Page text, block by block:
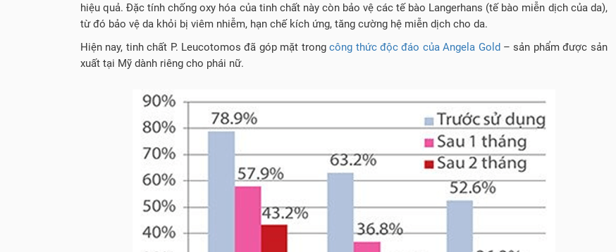
hiệu quả. Đặc tính chống oxy hóa của tinh chất này còn bảo vệ các tế bào Langerhans (tế bào miễn dịch của da),
từ đó bảo vệ da khỏi bị viêm nhiễm, hạn chế kích ứng, tăng cường hệ miễn dịch cho da.
Hiện nay, tinh chất P. Leucotomos đã góp mặt trongcông thức độc đáo của Angela Gold – sản phẩm được sản
xuất tại Mỹ dành riêng cho phái nữ.